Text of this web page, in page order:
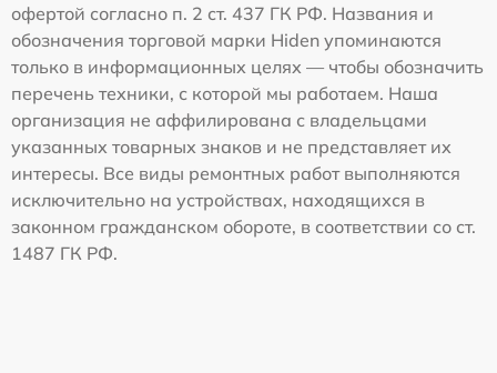
офертой согласно п. 2 ст. 437 ГК РФ. Названия и
обозначения торговой марки Hiden упоминаются
только в информационных целях — чтобы обозначить
перечень техники, с которой мы работаем. Наша
организация не аффилирована с владельцами
указанных товарных знаков и не представляет их
интересы. Все виды ремонтных работ выполняются
исключительно на устройствах, находящихся в
законном гражданском обороте, в соответствии со ст.
1487 ГК РФ.